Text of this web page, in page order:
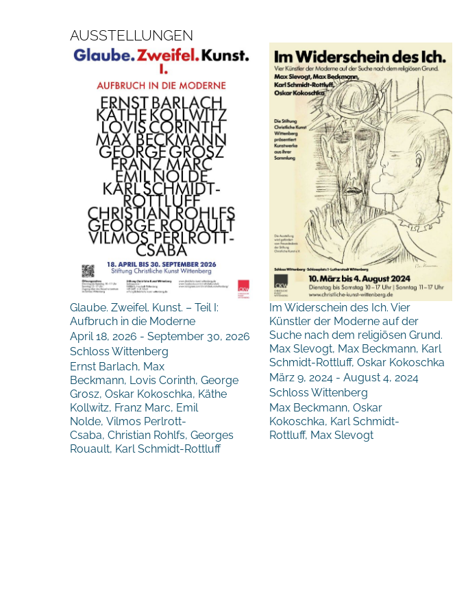
AUSSTELLUNGEN
Glaube. Zweifel. Kunst. – Teil I:
Aufbruch in die Moderne
April 18, 2026 - September 30, 2026
Schloss Wittenberg
Ernst Barlach, Max
Beckmann, Lovis Corinth, George
Grosz, Oskar Kokoschka, Käthe
Kollwitz, Franz Marc, Emil
Nolde, Vilmos Perlrott-
Csaba, Christian Rohlfs, Georges
Rouault, Karl Schmidt-Rottluff
Im Widerschein des Ich. Vier
Künstler der Moderne auf der
Suche nach dem religiösen Grund.
Max Slevogt, Max Beckmann, Karl
Schmidt-Rottluff, Oskar Kokoschka
März 9, 2024 - August 4, 2024
Schloss Wittenberg
Max Beckmann, Oskar
Kokoschka, Karl Schmidt-
Rottluff, Max Slevogt